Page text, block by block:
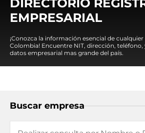
DIRECTORIO
EMPRESARIAL
¡Conozca la información esencial de
Colombia! Encuentre NIT, dirección, teléfono,
datos empresarial mas grande del país.
Buscar empresa